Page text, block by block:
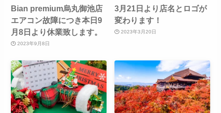
Bian premium烏丸御池店
エアコン故障につき本日9
月8日より休業致します。
2023年9月8日
3月21日より店名とロゴが
変わります！
2023年3月20日